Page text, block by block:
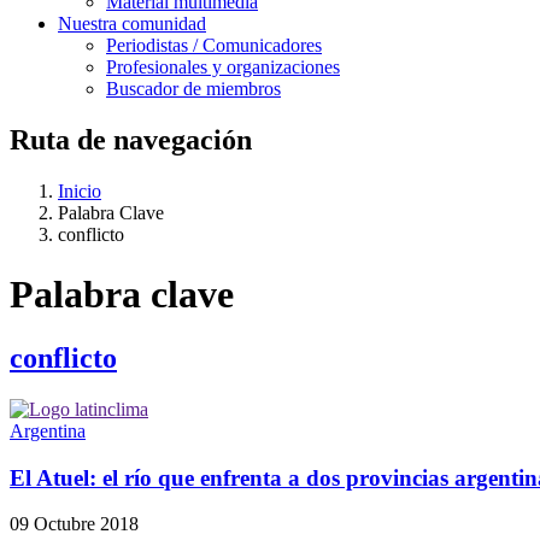
Nuestra comunidad
Periodistas / Comunicadores
Profesionales y organizaciones
Buscador de miembros
Ruta de navegación
Inicio
Palabra Clave
conflicto
Palabra clave
conflicto
Argentina
El Atuel: el río que enfrenta a dos provincias
09 Octubre 2018